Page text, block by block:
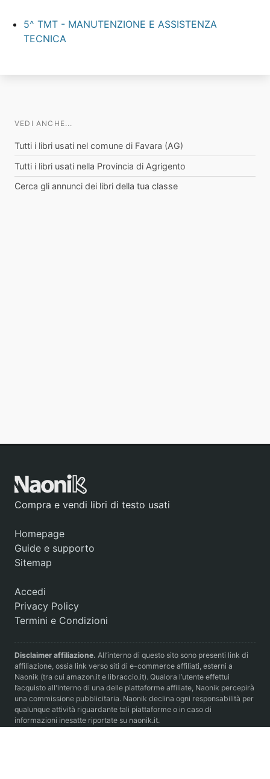
5^ TMT - MANUTENZIONE E ASSISTENZA
TECNICA
VEDI ANCHE...
Tutti i libri usati nel comune di Favara (AG)
Tutti i libri usati nella Provincia di Agrigento
Cerca gli annunci dei libri della tua classe
Compra e vendi libri di testo usati
Homepage
Guide e supporto
Sitemap
Accedi
Privacy Policy
Termini e Condizioni